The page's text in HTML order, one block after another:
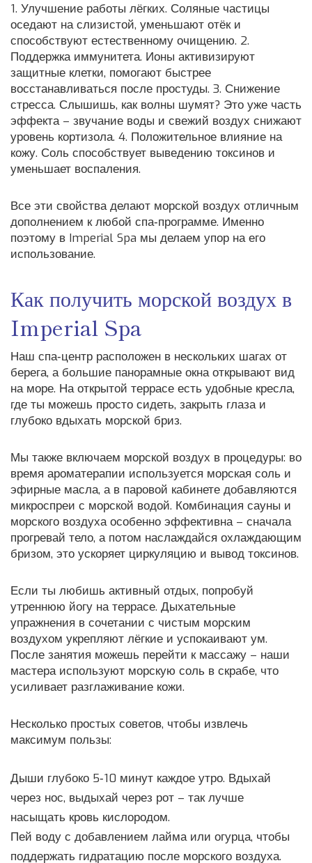
1. Улучшение работы лёгких. Соляные частицы
оседают на слизистой, уменьшают отёк и
способствуют естественному очищению. 2.
Поддержка иммунитета. Ионы активизируют
защитные клетки, помогают быстрее
восстанавливаться после простуды. 3. Снижение
стресса. Слышишь, как волны шумят? Это уже часть
эффекта – звучание воды и свежий воздух снижают
уровень кортизола. 4. Положительное влияние на
кожу. Соль способствует выведению токсинов и
уменьшает воспаления.
Все эти свойства делают морской воздух отличным
дополнением к любой спа‑программе. Именно
поэтому в Imperial Spa мы делаем упор на его
использование.
Как получить морской воздух в
Imperial Spa
Наш спа‑центр расположен в нескольких шагах от
берега, а большие панорамные окна открывают вид
на море. На открытой террасе есть удобные кресла,
где ты можешь просто сидеть, закрыть глаза и
глубоко вдыхать морской бриз.
Мы также включаем морской воздух в процедуры: во
время ароматерапии используется морская соль и
эфирные масла, а в паровой кабинете добавляются
микроспреи с морской водой. Комбинация сауны и
морского воздуха особенно эффективна – сначала
прогревай тело, а потом наслаждайся охлаждающим
бризом, это ускоряет циркуляцию и вывод токсинов.
Если ты любишь активный отдых, попробуй
утреннюю йогу на террасе. Дыхательные
упражнения в сочетании с чистым морским
воздухом укрепляют лёгкие и успокаивают ум.
После занятия можешь перейти к массажу – наши
мастера используют морскую соль в скрабе, что
усиливает разглаживание кожи.
Несколько простых советов, чтобы извлечь
максимум пользы:
Дыши глубоко 5‑10 минут каждое утро. Вдыхай
через нос, выдыхай через рот – так лучше
насыщать кровь кислородом.
Пей воду с добавлением лайма или огурца, чтобы
поддержать гидратацию после морского воздуха.